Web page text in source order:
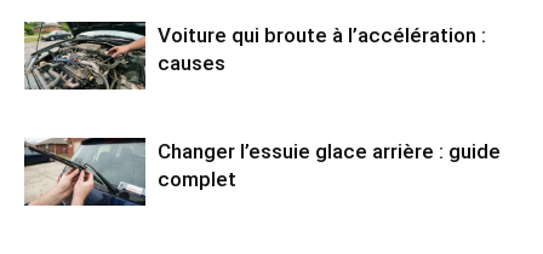
Voiture qui broute à l’accélération :
causes
Changer l’essuie glace arrière : guide
complet